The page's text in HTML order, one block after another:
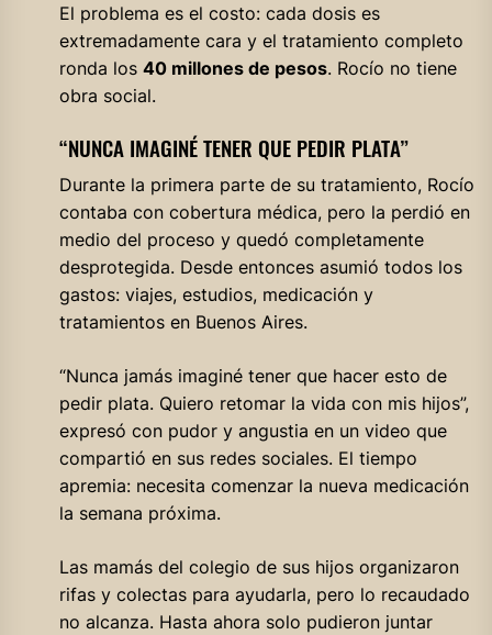
El problema es el costo: cada dosis es
extremadamente cara y el tratamiento completo
ronda los 40 millones de pesos. Rocío no tiene
obra social.
“NUNCA IMAGINÉ TENER QUE PEDIR PLATA”
Durante la primera parte de su tratamiento, Rocío
contaba con cobertura médica, pero la perdió en
medio del proceso y quedó completamente
desprotegida. Desde entonces asumió todos los
gastos: viajes, estudios, medicación y
tratamientos en Buenos Aires.
“Nunca jamás imaginé tener que hacer esto de
pedir plata. Quiero retomar la vida con mis hijos”,
expresó con pudor y angustia en un video que
compartió en sus redes sociales. El tiempo
apremia: necesita comenzar la nueva medicación
la semana próxima.
Las mamás del colegio de sus hijos organizaron
rifas y colectas para ayudarla, pero lo recaudado
no alcanza. Hasta ahora solo pudieron juntar